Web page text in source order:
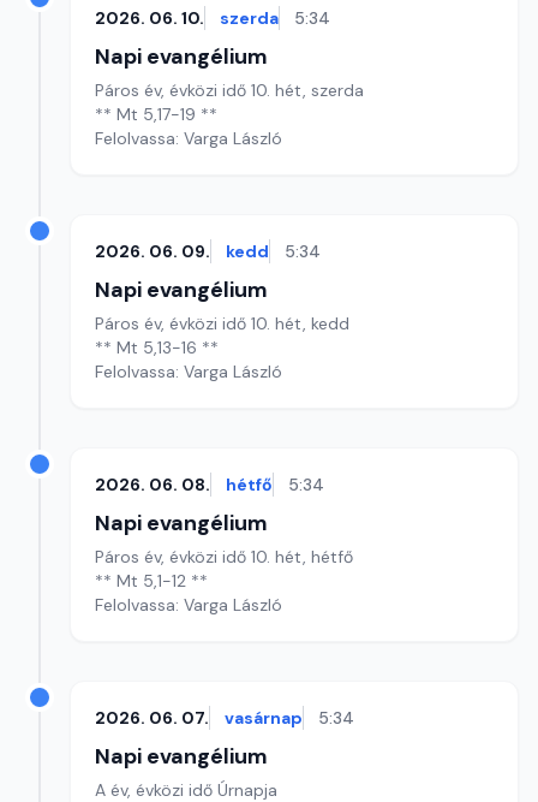
2026. 06. 10. szerda 5:34
Napi evangélium
Páros év, évközi idő 10. hét, szerda
** Mt 5,17-19 **
Felolvassa: Varga László
2026. 06. 09. kedd 5:34
Napi evangélium
Páros év, évközi idő 10. hét, kedd
** Mt 5,13-16 **
Felolvassa: Varga László
2026. 06. 08. hétfő 5:34
Napi evangélium
Páros év, évközi idő 10. hét, hétfő
** Mt 5,1-12 **
Felolvassa: Varga László
2026. 06. 07. vasárnap 5:34
Napi evangélium
A év, évközi idő Úrnapja